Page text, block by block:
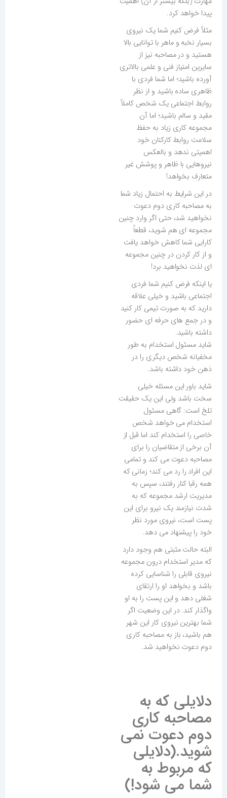
پیدا خواهد کرد.
مثلاً فرض کنیم شما یک نیروی
بسیار نخبه و ماهر با توانایی بالا
هستید و در مصاحبه نیز از
سایرین امتیاز فنی و علمی بالاتری
آورده باشید؛ اما شما فردی با
ظاهری ساده باشید و از نظر
روابط اجتماعی یک شخص کاملاً
مقید و سالم باشید؛ اما آن
مجموعه کاری زیاد به حفظ
سلامت روابط کارکنان خود
اهمیتی ندهد و بالعکس
نیروهایی با ظاهر و پوشش غیر
متعارف بخواهد!
در این شرایط به احتمال زیاد شما
به مصاحبه کاری دوم دعوت
نخواهید شد، حتی اگر وارد چنین
مجموعه ای هم شوید، قطعاً
کارایی شما کاهش خواهد یافت
و از کار کردن در چنین مجموعه
ای لذت نخواهید برد!
یا اینکه فرض کنیم شما فردی
اجتماعی باشید و خیلی علاقه
دارید که به صورت تیمی کار کنید
و در جمع های حرفه ای حضور
داشته باشید.
شاید مسئول استخدام به طور
مخفیانه شخص دیگری را در
ذهن خود داشته باشد.
شاید باور این مسئله خیلی
سخت باشد ولی این یک حقیقت
تلخ است: گاهی مسئول
استخدام می خواهد شخص
خاصی را استخدام کند اما قبل از
آن برخی از متقاضیان را برای
مصاحبه دعوت می کند و تمامی
این افراد را رد می کند؛ زمانی که
همه رقبا کنار رفتند، سپس به
مدیریت ارشد مجموعه که به
شدت نیازمند یک نیرو برای این
پست است، نیروی مورد نظر
خود را پیشنهاد می دهد.
البته حالت مثبتی هم وجود دارد
که مدیر استخدام درون مجموعه
نیروی قابلی را شناسایی کرده
باشد و بخواهد او را ارتقای
شغلی دهد و این پست را به او
واگذار کند. در این وضعیت اگر
شما بهترین نیروی کار این شهر
هم باشید، باز به مصاحبه کاری
دوم دعوت نخواهید شد.
دلایلی که به
مصاحبه کاری
دوم دعوت نمی
شوید.(دلایلی
که مربوط به
شما می شود!)